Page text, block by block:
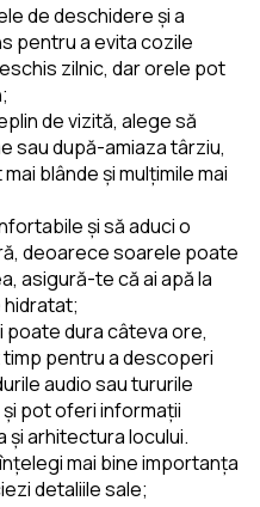
de deschidere și a
pentru a evita cozile
zilnic, dar orele pot
de vizită, alege să
sau după-amiaza târziu,
blânde și mulțimile mai
și să aduci o
deoarece soarele poate
asigură-te că ai apă la
dura câteva ore,
pentru a descoperi
audio sau tururile
pot oferi informații
arhitectura locului.
mai bine importanța
detaliile sale;